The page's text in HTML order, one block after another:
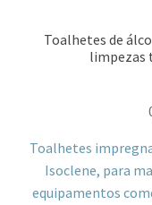
Toalhetes de
limpezas
Toalhetes
Isoclene, para
equipamentos